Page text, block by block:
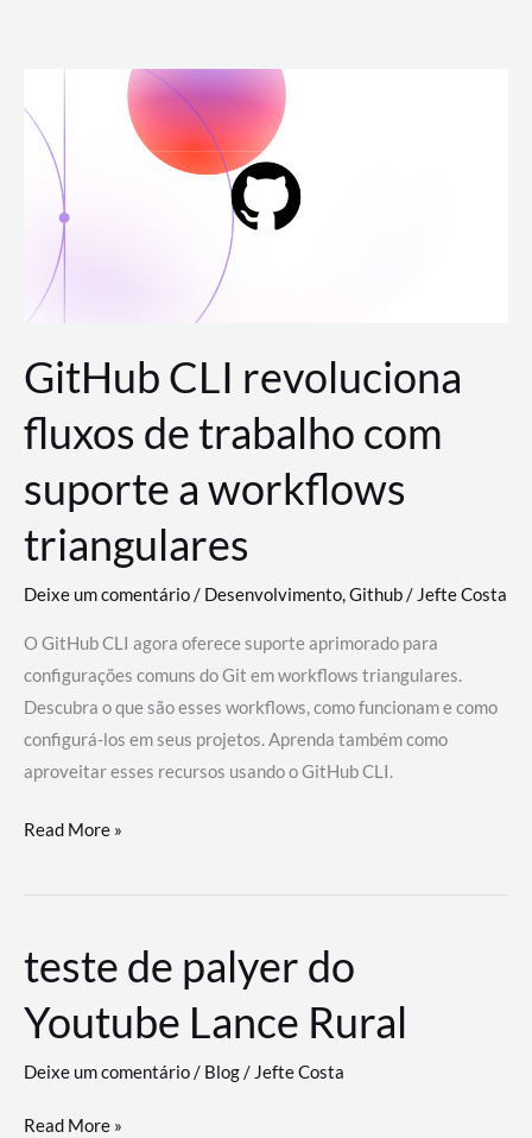
para
conteúdo
GitHub CLI revoluciona
fluxos de trabalho com
suporte a workflows
triangulares
Deixe um comentário/ Desenvolvimento,Github/ Jefte Costa
O GitHub CLI agora oferece suporte aprimorado para
configurações comuns do Git em workflows triangulares.
Descubra o que são esses workflows, como funcionam e como
configurá-los em seus projetos. Aprenda também como
aproveitar esses recursos usando o GitHub CLI.
GitHub
revoluciona
de
trabalho
com
a
workflows
Read More »
teste de palyer do
Youtube Lance Rural
Deixe um comentário/ Blog/ Jefte Costa
teste
Read More »